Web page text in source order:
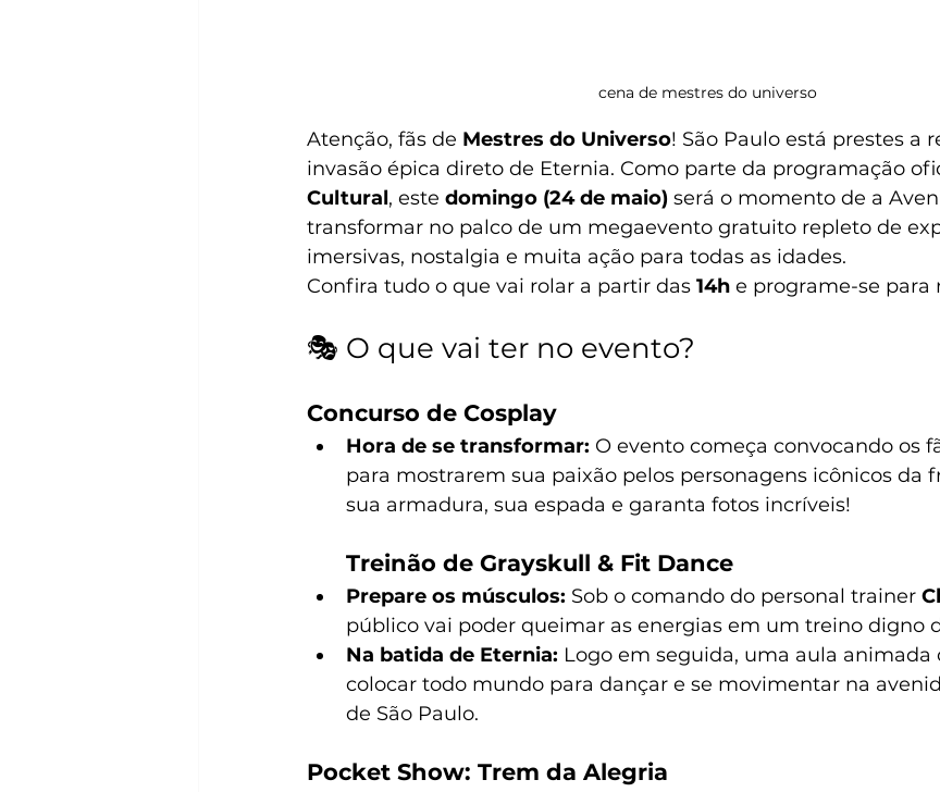
cena de mestres do universo
Atenção, fãs de Mestres do Universo! São Paulo está prestes a
invasão épica direto de Eternia. Como parte da programação
Cultural, este domingo (24 de maio) será o momento de a
transformar no palco de um megaevento gratuito repleto de
imersivas, nostalgia e muita ação para todas as idades.
Confira tudo o que vai rolar a partir das 14h e programe-se para
🎭 O que vai ter no evento?
Concurso de Cosplay
Hora de se transformar: O evento começa convocando os
para mostrarem sua paixão pelos personagens icônicos da
sua armadura, sua espada e garanta fotos incríveis!
Treinão de Grayskull & Fit Dance
Prepare os músculos: Sob o comando do personal trainer
público vai poder queimar as energias em um treino digno
Na batida de Eternia: Logo em seguida, uma aula animada
colocar todo mundo para dançar e se movimentar na
de São Paulo.
Pocket Show: Trem da Alegria